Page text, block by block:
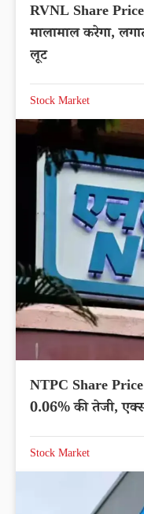
RVNL Share
मालामाल करेगा,
लूट
Stock Market
NTPC Share
0.06% की तेजी,
Stock Market